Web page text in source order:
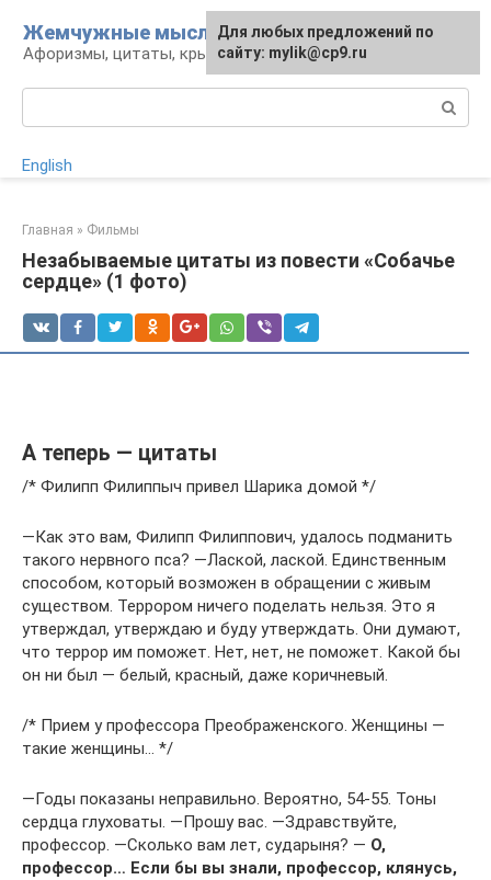
контенту
Жемчужные мысли
Афоризмы, цитаты, крылатые фразы
English
Главная » Фильмы
Незабываемые цитаты из повести «Собачье
сердце» (1 фото)
А теперь — цитаты
/* Филипп Филиппыч привел Шарика домой */
―Как это вам, Филипп Филиппович, удалось подманить
такого нервного пса? ―Лаской, лаской. Единственным
способом, который возможен в обращении с живым
существом. Террором ничего поделать нельзя. Это я
утверждал, утверждаю и буду утверждать. Они думают,
что террор им поможет. Нет, нет, не поможет. Какой бы
он ни был — белый, красный, даже коричневый.
/* Прием у профессора Преображенского. Женщины —
такие женщины… */
―Годы показаны неправильно. Вероятно, 54-55. Тоны
сердца глуховаты. ―Прошу вас. ―Здравствуйте,
профессор. ―Сколько вам лет, сударыня? ― О,
профессор… Если бы вы знали, профессор, клянусь,
Для любых предложений по
сайту: mylik@cp9.ru